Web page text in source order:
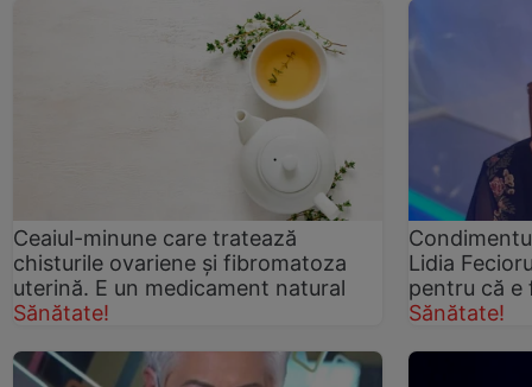
Ceaiul-minune care tratează
chisturile ovariene și fibromatoza
uterină. E un medicament natural
Sănătate!
Lidia
pentru că
Sănătate!